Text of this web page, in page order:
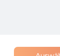
dans